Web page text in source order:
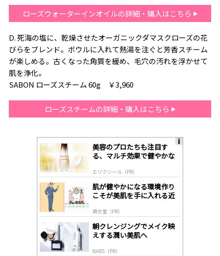
ローズウォーターインオイルの詳細・購入はこちら
D. 死海の塩に、乾燥させたオーガニックダマスクローズの花
びらをブレンド。ボウルに入れて熱湯を注ぐと芳香スチーム
が楽しめる。古くなった角質を緩め、毛穴の汚れを浮かせて
肌を浄化。
SABON ローズスチーム 60g ￥3,960
ローズスチームの詳細・購入はこちら
美容のプロたちも注目す
る、マルチ効果で健やかな
エリクシール（PR）
肌が健やかになる環境作り
こそが美肌を手に入れる近
資生堂（PR）
朝クレンジングでメイク映
えする潤い美肌へ
NARS（PR）